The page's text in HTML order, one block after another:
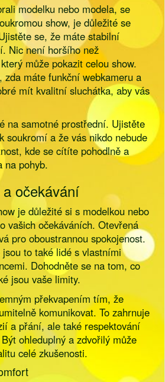
modelku nebo modela, se
show, je důležité se
se, že máte stabilní
Nic není horšího než
může pokazit celou show.
zda máte funkční webkameru a
mít kvalitní sluchátka, aby vás
na samotné prostřední. Ujistěte
soukromí a že vás nikdo nebude
kde se cítíte pohodlně a
na pohyb.
očekávání
je důležité si s modelkou nebo
vašich očekáváních. Otevřená
pro oboustrannou spokojenost.
to také lidé s vlastními
Dohodněte se na tom, co
jsou vaše limity.
překvapením tím, že
komunikovat. To zahrnuje
a přání, ale také respektování
ohleduplný a zdvořilý může
celé zkušenosti.